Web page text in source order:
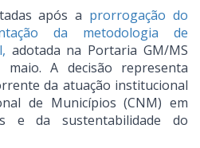
após a prorrogação do
da metodologia de
adotada na Portaria GM/MS
maio. A decisão representa
da atuação institucional
de Municípios (CNM) em
e da sustentabilidade do